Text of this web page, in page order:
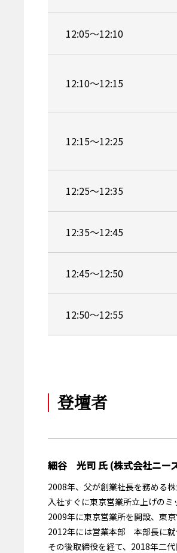
12:05～12:10
12:10～12:15
12:15～12:25
12:25～12:35
12:35～12:45
12:45～12:50
12:50～12:55
登壇者
細谷 光司 氏 (株式会社ニー
2008年、父が創業社長を務める株
入社すぐに東京営業所立上げのミ
2009年に東京営業所を開設、東京
2012年には営業本部 本部長に就
その後取締役を経て、2018年二